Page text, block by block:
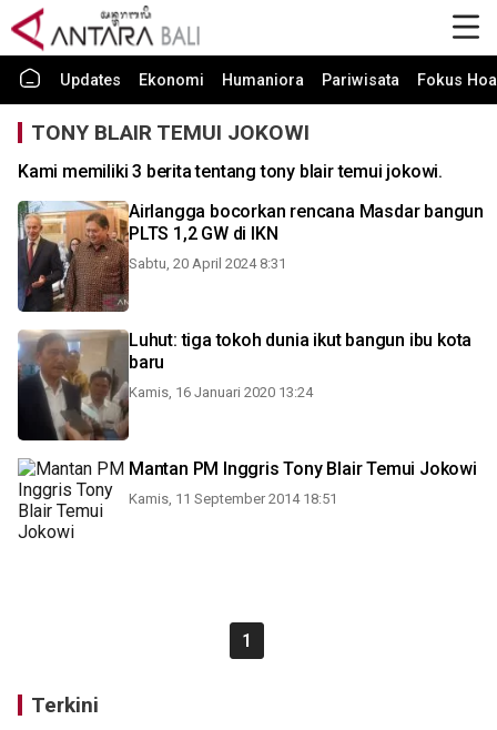
Updates Ekonomi Humaniora Pariwisata Fokus
TONY BLAIR TEMUI JOKOWI
Kami memiliki 3 berita tentang tony blair temui jokowi.
Airlangga bocorkan rencana Masdar bangun
PLTS 1,2 GW di IKN
Sabtu, 20 April 2024 8:31
Luhut: tiga tokoh dunia ikut bangun ibu kota
baru
Kamis, 16 Januari 2020 13:24
Mantan PM Inggris Tony Blair Temui Jokowi
Kamis, 11 September 2014 18:51
1
Terkini